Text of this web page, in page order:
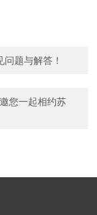
题与解答！
您一起相约苏